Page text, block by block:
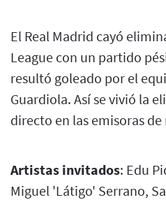
El Real Madrid cayó
League con un partido
resultó goleado por el
Guardiola. Así se vivió la
directo en las emisoras
Artistas invitados: Edu
Miguel 'Látigo' Serrano,